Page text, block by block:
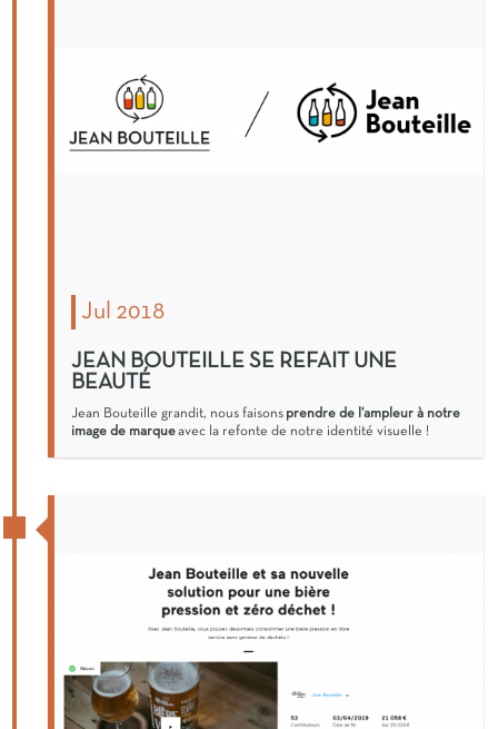
Jul 2018
JEAN BOUTEILLE SE REFAIT UNE
BEAUTÉ
Jean Bouteille grandit, nous faisons prendre de l’ampleur à notre
image de marqueavec la refonte de notre identité visuelle !